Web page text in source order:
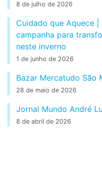
8 de julho de 2026
Cuidado que Aquece |
campanha para
neste inverno
1 de junho de 2026
Bazar Mercatudo São
28 de maio de 2026
Jornal Mundo André
8 de abril de 2026